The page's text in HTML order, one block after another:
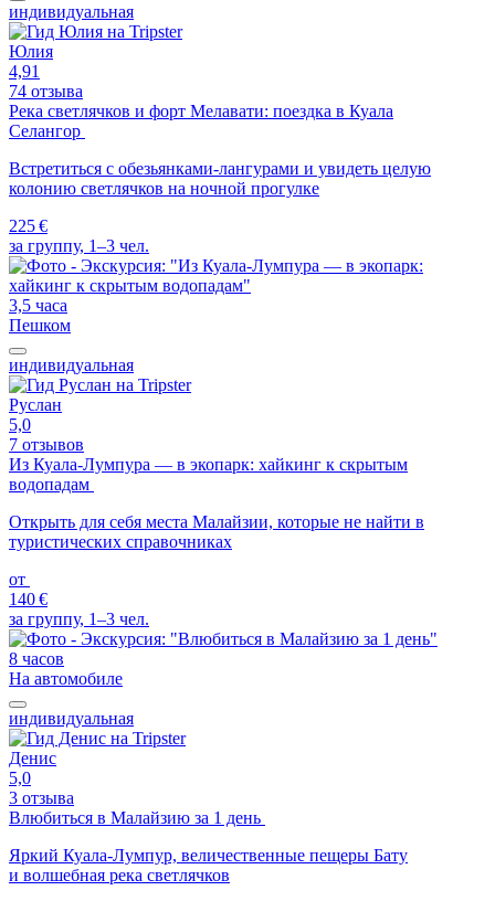
индивидуальная
Юлия
4,91
74 отзыва
Река светлячков и форт Мелавати: поездка в Куала
Селангор
Встретиться с обезьянками-лангурами и увидеть целую
колонию светлячков на ночной прогулке
225 €
за группу, 1–3 чел.
3,5 часа
Пешком
индивидуальная
Руслан
5,0
7 отзывов
Из Куала-Лумпура — в экопарк: хайкинг к скрытым
водопадам
Открыть для себя места Малайзии, которые не найти в
туристических справочниках
от
140 €
за группу, 1–3 чел.
8 часов
На автомобиле
индивидуальная
Денис
5,0
3 отзыва
Влюбиться в Малайзию за 1 день
Яркий Куала-Лумпур, величественные пещеры Бату
и волшебная река светлячков